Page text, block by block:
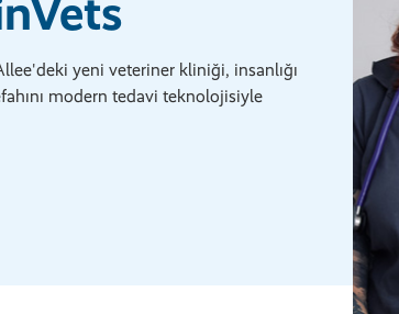
yeni veteriner kliniği, insanlığı
modern tedavi teknolojisiyle